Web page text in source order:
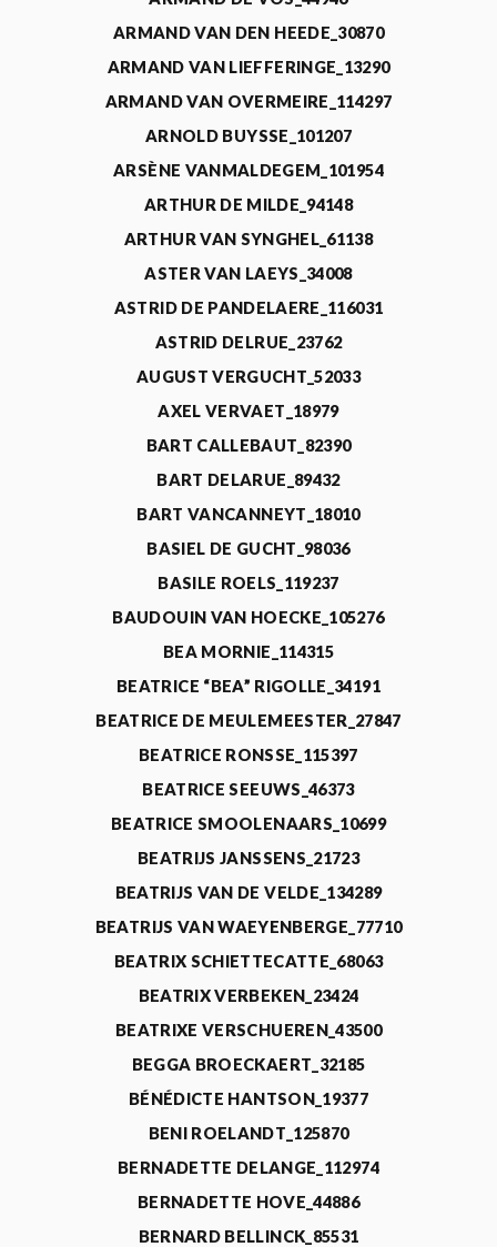
ARMAND VAN DEN HEEDE_30870
ARMAND VAN LIEFFERINGE_13290
ARMAND VAN OVERMEIRE_114297
ARNOLD BUYSSE_101207
ARSÈNE VANMALDEGEM_101954
ARTHUR DE MILDE_94148
ARTHUR VAN SYNGHEL_61138
ASTER VAN LAEYS_34008
ASTRID DE PANDELAERE_116031
ASTRID DELRUE_23762
AUGUST VERGUCHT_52033
AXEL VERVAET_18979
BART CALLEBAUT_82390
BART DELARUE_89432
BART VANCANNEYT_18010
BASIEL DE GUCHT_98036
BASILE ROELS_119237
BAUDOUIN VAN HOECKE_105276
BEA MORNIE_114315
BEATRICE “BEA” RIGOLLE_34191
BEATRICE DE MEULEMEESTER_27847
BEATRICE RONSSE_115397
BEATRICE SEEUWS_46373
BEATRICE SMOOLENAARS_10699
BEATRIJS JANSSENS_21723
BEATRIJS VAN DE VELDE_134289
BEATRIJS VAN WAEYENBERGE_77710
BEATRIX SCHIETTECATTE_68063
BEATRIX VERBEKEN_23424
BEATRIXE VERSCHUEREN_43500
BEGGA BROECKAERT_32185
BÉNÉDICTE HANTSON_19377
BENI ROELANDT_125870
BERNADETTE DELANGE_112974
BERNADETTE HOVE_44886
BERNARD BELLINCK_85531